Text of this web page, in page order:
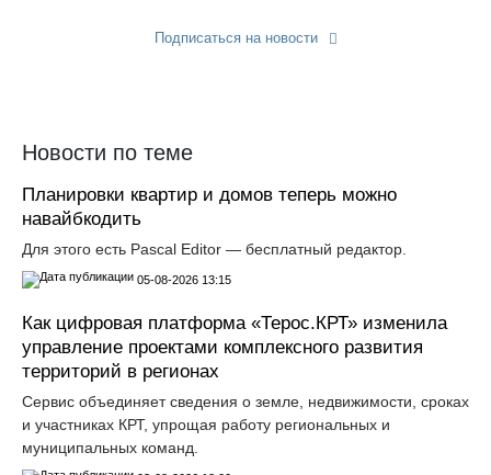
Подписаться на новости
Новости по теме
Планировки квартир и домов теперь можно
навайбкодить
Для этого есть Pascal Editor — бесплатный редактор.
05-08-2026 13:15
Как цифровая платформа «Терос.КРТ» изменила
управление проектами комплексного развития
территорий в регионах
Сервис объединяет сведения о земле, недвижимости, сроках
и участниках КРТ, упрощая работу региональных и
муниципальных команд.